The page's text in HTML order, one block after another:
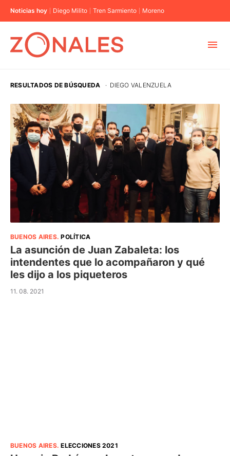
Noticias hoy Diego Milito Tren Sarmiento Moreno
CABA
BUENOS AIRES
PROVINCIAS
ELECCIONES 2023
RESULTADOS DE BÚSQUEDA · DIEGO VALENZUELA
BUENOS AIRES.POLÍTICA
La asunción de Juan Zabaleta: los
intendentes que lo acompañaron y qué
les dijo a los piqueteros
11. 08. 2021
BUENOS AIRES.ELECCIONES 2021